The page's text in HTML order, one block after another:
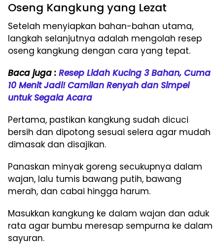
Oseng Kangkung yang Lezat
Setelah menyiapkan bahan-bahan utama,
langkah selanjutnya adalah mengolah resep
oseng kangkung dengan cara yang tepat.
Baca juga : Resep Lidah Kucing 3 Bahan, Cuma
10 Menit Jadi! Camilan Renyah dan Simpel
untuk Segala Acara
Pertama, pastikan kangkung sudah dicuci
bersih dan dipotong sesuai selera agar mudah
dimasak dan disajikan.
Panaskan minyak goreng secukupnya dalam
wajan, lalu tumis bawang putih, bawang
merah, dan cabai hingga harum.
Masukkan kangkung ke dalam wajan dan aduk
rata agar bumbu meresap sempurna ke dalam
sayuran.